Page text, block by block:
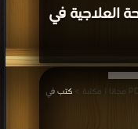
العلاجية في
كتب في